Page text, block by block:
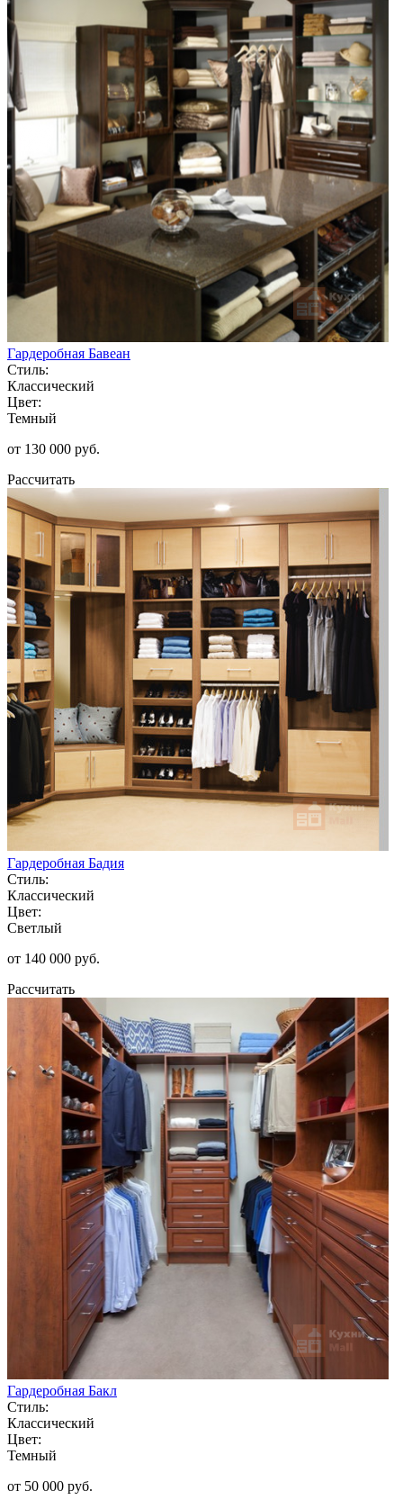
Гардеробная Бавеан
Стиль:
Классический
Цвет:
Темный
от 130 000 руб.
Рассчитать
Гардеробная Бадия
Стиль:
Классический
Цвет:
Светлый
от 140 000 руб.
Рассчитать
Гардеробная Бакл
Стиль:
Классический
Цвет:
Темный
от 50 000 руб.